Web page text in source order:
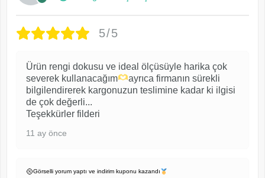
5/5
Ürün rengi dokusu ve ideal ölçüsüyle harika çok
severek kullanacağım
ayrıca firmanın sürekli
bilgilendirerek kargonuzun teslimine kadar ki ilgisi
de çok değerli...
Teşekkürler filderi
11 ay önce
Görselli yorum yaptı ve indirim kuponu kazandı